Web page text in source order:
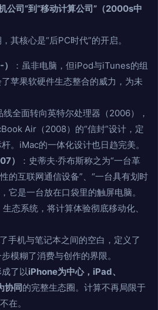
公司”到“移动计算公司”（2000s中
其核心是“后PC时代”的开启。
：虽非电脑，但iPod与iTunes的组
苹果软硬件生态整合的威力，为未
线全面转向英特尔处理器（2006），
Air（2008）的“信封”设计，定
。iMac的一体化设计也日趋完美。
）
：史蒂夫·乔布斯称之为“一台革
的互联网通信设备”、“一台具有划时
它是一台放在口袋里的触屏电脑。
态系统，将计算体验彻底移动化、
手机与笔记本之间的空白，定义了
模糊了消费与创作的界限。
了以iPhone为中心，iPad、
协同的完整生态圈。计算不再局限于
在。